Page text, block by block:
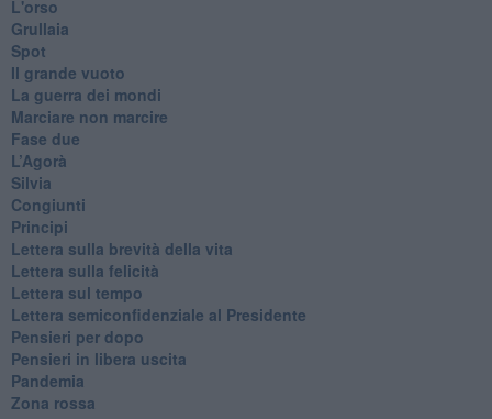
L'orso
Grullaia
Spot
​Il grande vuoto
​La guerra dei mondi
Marciare non marcire
Fase due
L’Agorà
Silvia
Congiunti
Principi
​Lettera sulla brevità della vita
​Lettera sulla felicità
​Lettera sul tempo
Lettera semiconfidenziale al Presidente
Pensieri per dopo
​Pensieri in libera uscita
Pandemia
Zona rossa